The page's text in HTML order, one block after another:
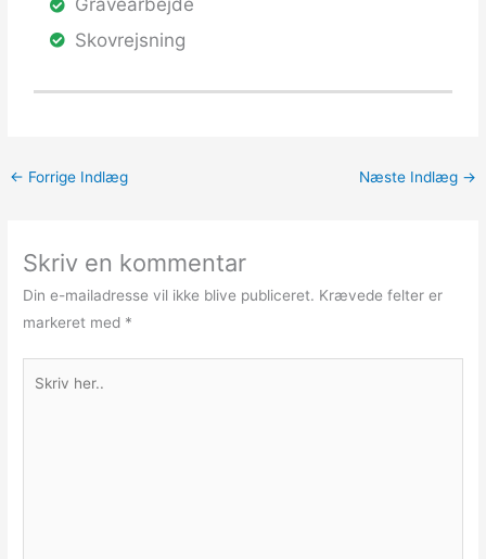
Gravearbejde
Skovrejsning
← Forrige Indlæg Næste Indlæg →
Skriv en kommentar
Din e-mailadresse vil ikke blive publiceret. Krævede felter er
markeret med *